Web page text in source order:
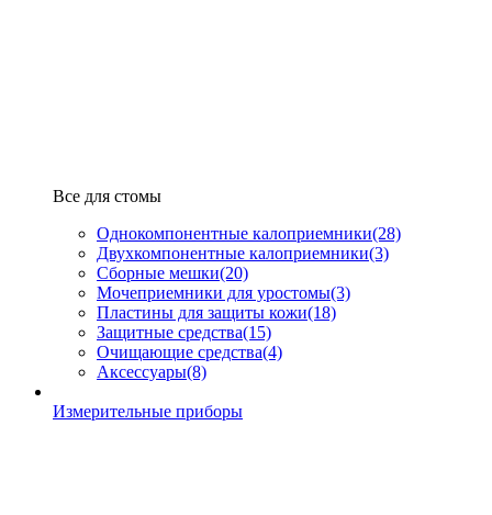
Все для стомы
Однокомпонентные калоприемники(28)
Двухкомпонентные калоприемники(3)
Сборные мешки(20)
Мочеприемники для уростомы(3)
Пластины для защиты кожи(18)
Защитные средства(15)
Очищающие средства(4)
Аксессуары(8)
Измерительные приборы